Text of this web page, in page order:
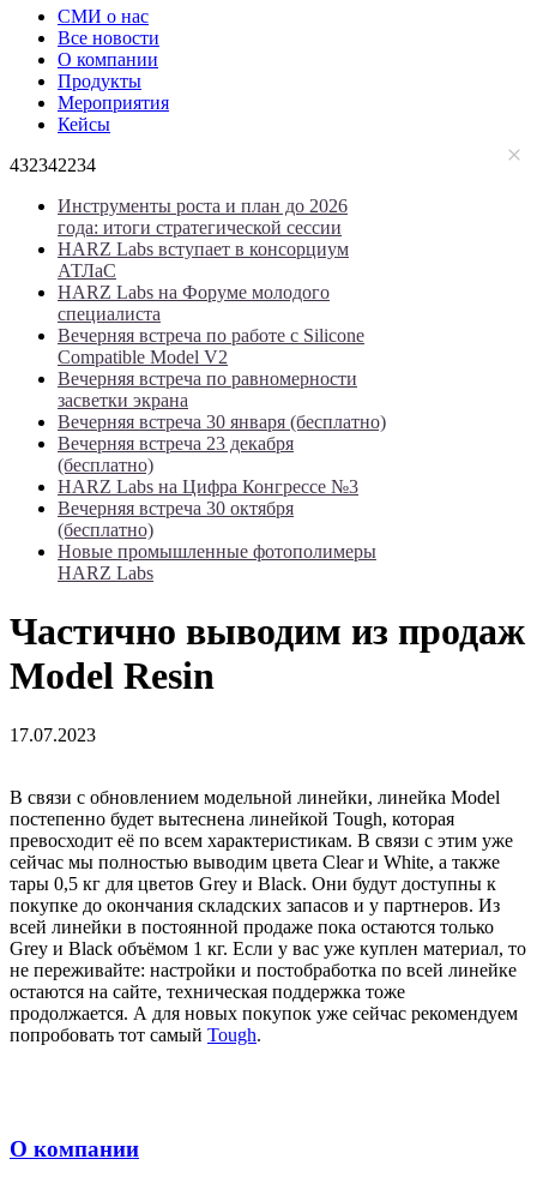
СМИ о нас
Все новости
О компании
Продукты
Мероприятия
Кейсы
432342234
Инструменты роста и план до 2026
года: итоги стратегической сессии
HARZ Labs вступает в консорциум
АТЛаС
HARZ Labs на Форуме молодого
специалиста
Вечерняя встреча по работе с Silicone
Compatible Model V2
Вечерняя встреча по равномерности
засветки экрана
Вечерняя встреча 30 января (бесплатно)
Вечерняя встреча 23 декабря
(бесплатно)
HARZ Labs на Цифра Конгрессе №3
Вечерняя встреча 30 октября
(бесплатно)
Новые промышленные фотополимеры
HARZ Labs
Частично выводим из продаж
Model Resin
17.07.2023
В связи с обновлением модельной линейки, линейка Model
постепенно будет вытеснена линейкой Tough, которая
превосходит её по всем характеристикам. В связи с этим уже
сейчас мы полностью выводим цвета Clear и White, а также
тары 0,5 кг для цветов Grey и Black. Они будут доступны к
покупке до окончания складских запасов и у партнеров. Из
всей линейки в постоянной продаже пока остаются только
Grey и Black объёмом 1 кг. Если у вас уже куплен материал, то
не переживайте: настройки и постобработка по всей линейке
остаются на сайте, техническая поддержка тоже
продолжается. А для новых покупок уже сейчас рекомендуем
попробовать тот самый Tough.
О компании